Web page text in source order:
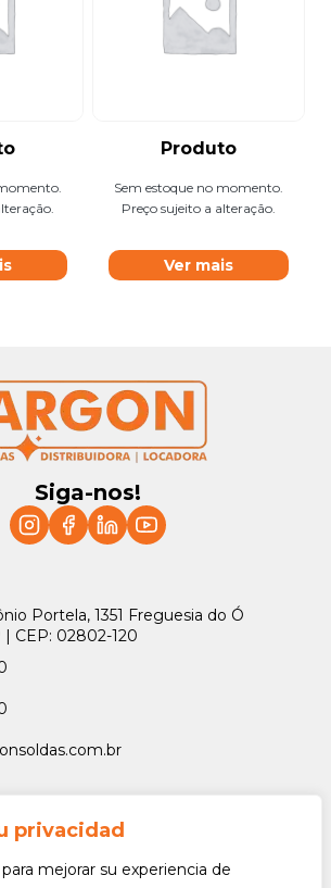
privacidad
mejorar su experiencia de
Produto
Sem estoque no momento.
Preço sujeito a alteração.
Ver mais
Siga-nos!
Portela, 1351 Freguesia do Ó
| CEP: 02802-120